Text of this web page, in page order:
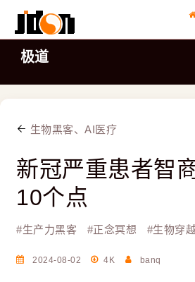
极道
生物黑客、AI医疗
新冠严重患者智
10个点
#生产力黑客 #正念冥想 #生物穿
2024-08-02 4K banq